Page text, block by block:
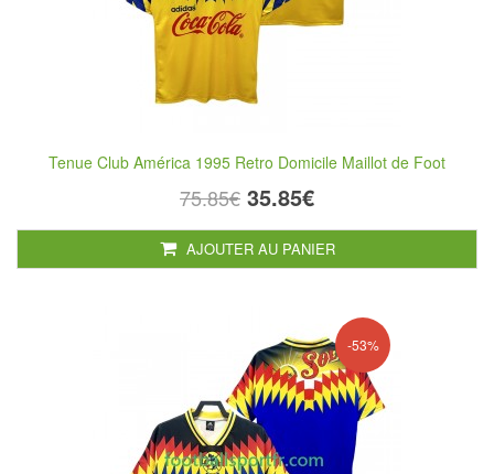
Tenue Club América 1995 Retro Domicile Maillot de Foot
75.85€ 35.85€
AJOUTER AU PANIER
-53%